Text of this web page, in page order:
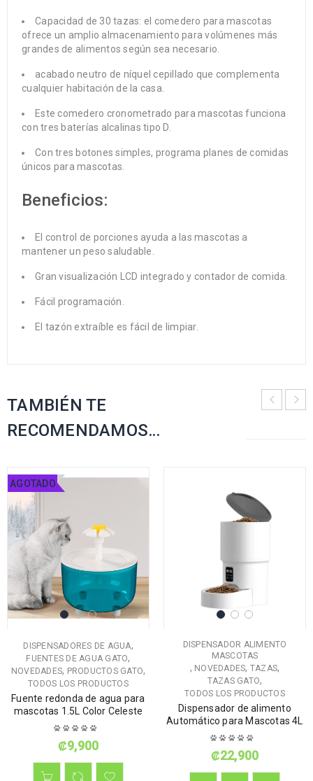
Capacidad de 30 tazas: el comedero para mascotas
ofrece un amplio almacenamiento para volúmenes más
grandes de alimentos según sea necesario.
acabado neutro de níquel cepillado que complementa
cualquier habitación de la casa.
Este comedero cronometrado para mascotas funciona
con tres baterías alcalinas tipo D.
Con tres botones simples, programa planes de comidas
únicos para mascotas.
Beneficios:
El control de porciones ayuda a las mascotas a
mantener un peso saludable.
Gran visualización LCD integrado y contador de comida.
Fácil programación.
El tazón extraíble es fácil de limpiar.
TAMBIÉN TE
RECOMENDAMOS…
AGOTADO
DISPENSADORES DE AGUA,
FUENTES DE AGUA GATO,
NOVEDADES, PRODUCTOS GATO,
TODOS LOS PRODUCTOS
Fuente redonda de agua para
mascotas 1.5L Color Celeste
₡9,900
DISPENSADOR ALIMENTO
MASCOTAS
, NOVEDADES, TAZAS,
TAZAS GATO,
TODOS LOS PRODUCTOS
Dispensador de alimento
Automático para Mascotas 4L
₡22,900